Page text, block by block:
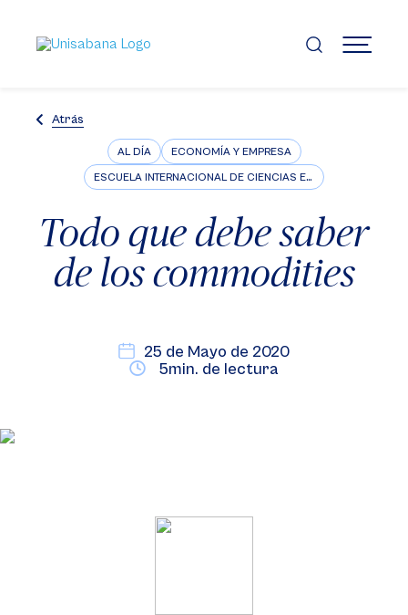
contenido
principal
MENÚ
Atrás
AL DÍA ECONOMÍA Y EMPRESA
ESCUELA INTERNACIONAL DE CIENCIAS ECONÓMICAS Y ADMINISTRATIVAS
Todo que debe saber
de los commodities
25 de Mayo de 2020
5min. de lectura